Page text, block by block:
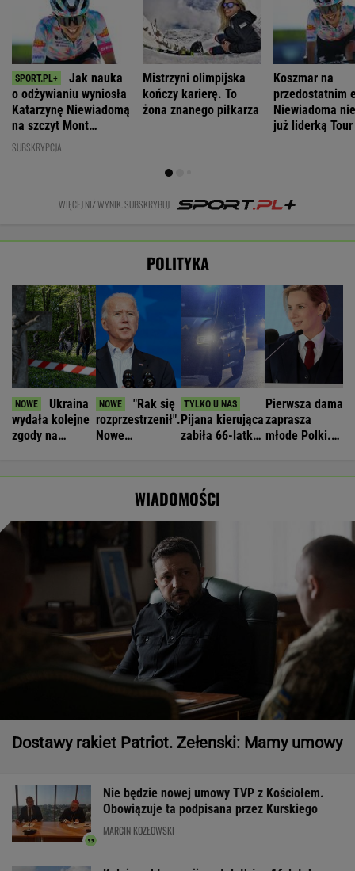
Jak nauka
o odżywianiu wyniosła
Katarzynę Niewiadomą
na szczyt Mont
Ventoux
SUBSKRYPCJA
Mistrzyni olimpijska
kończy karierę. To
żona znanego piłkarza
Koszmar na
przedostatnim
Niewiadoma
już liderką
WIĘCEJ NIŻ WYNIK. SUBSKRYBUJ
POLITYKA
Ukraina
wydała kolejne
zgody na
"Rak się
rozprzestrzenił".
Nowe
Pijana kierująca
zabiła 66-latkę.
Pierwsza dama
zaprasza
młode Polki.
WIADOMOŚCI
Dostawy rakiet Patriot. Zełenski: Mamy umowy
Nie będzie nowej umowy TVP z Kościołem.
Obowiązuje ta podpisana przez Kurskiego
MARCIN KOZŁOWSKI